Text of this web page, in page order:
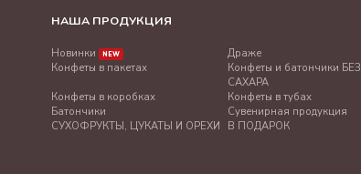
ЛУЧШЕМУ ВРАЧУ АССОРТИ 500г
С ПРАЗДНИКОМ АССОРТИ 500г
С ДНЕМ РОЖДЕНИЯ АССОРТИ 500г
СЕРДЦЕ "СУХОФРУКТЫ БЕЗ САХАРА"
АССОРТИ, 200Г
РОССИЯ "СУХОФРУКТЫ БЕЗ САХАРА"
НАША ПРОДУКЦИЯ
Новинки NEW
Драже
Конфеты в пакетах
Конфеты и батончики БЕЗ
САХАРА
Конфеты в коробках
Конфеты в тубах
Батончики
Сувенирная продукция
СУХОФРУКТЫ, ЦУКАТЫ И ОРЕХИ
В ПОДАРОК